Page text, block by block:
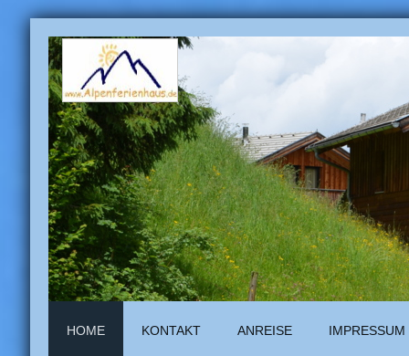
HOME KONTAKT ANREISE IMPRESSUM